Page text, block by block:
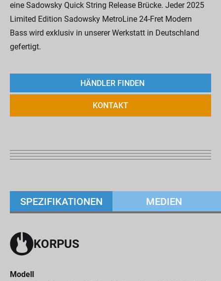
eine Sadowsky Quick String Release Brücke. Jeder 2025
Limited Edition Sadowsky MetroLine 24-Fret Modern
Bass wird exklusiv in unserer Werkstatt in Deutschland
gefertigt.
HÄNDLER FINDEN
KONTAKT
SPEZIFIKATIONEN MEDIEN
KORPUS
Modell